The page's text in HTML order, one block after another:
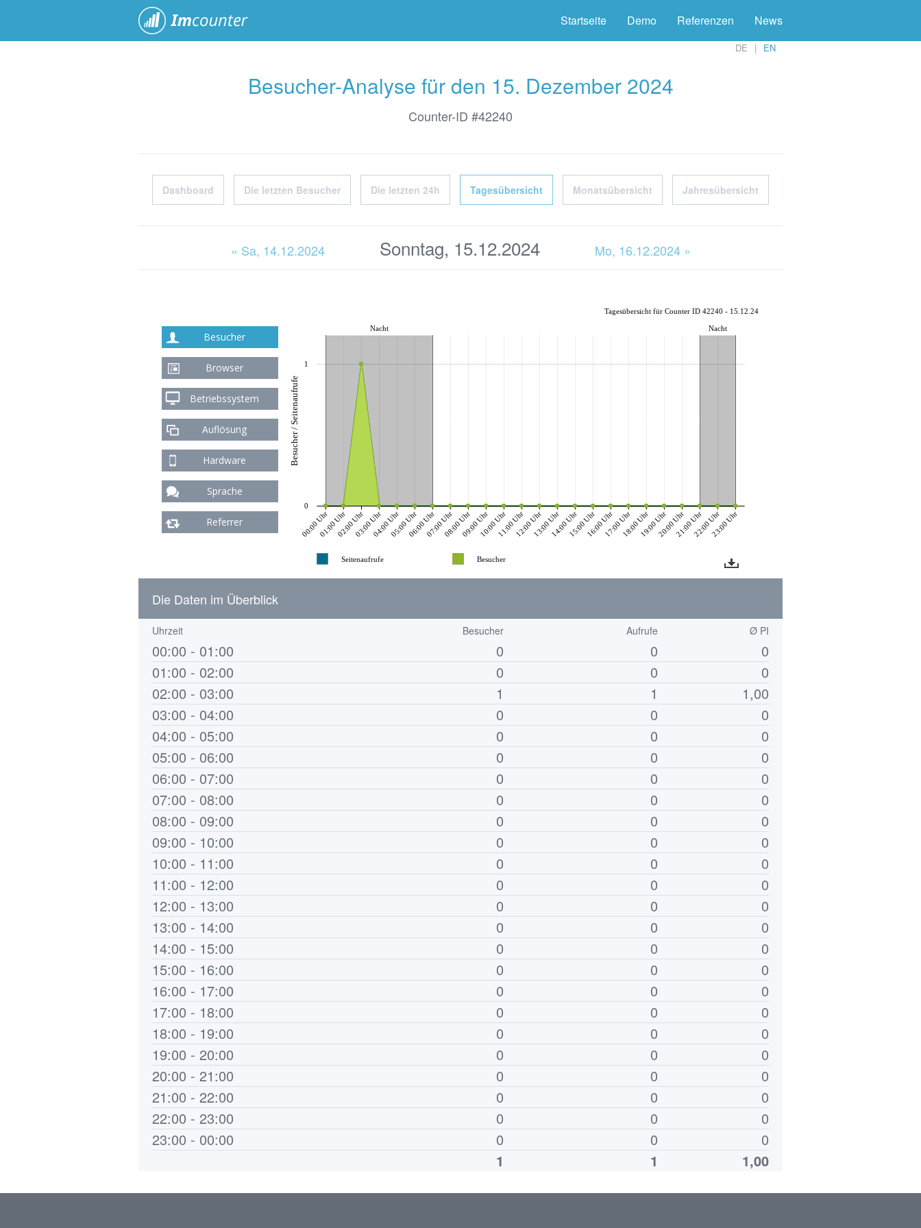
Startseite Demo Referenzen News
DE EN
Besucher-Analyse für den 15. Dezember 2024
Counter-ID #42240
Dashboard Die letzten Besucher Die letzten 24h Tagesübersicht Monatsübersicht Jahresübersicht
« Sa, 14.12.2024 Sonntag, 15.12.2024 Mo, 16.12.2024 »
Besucher
Browser
Betriebssystem
Auflösung
Hardware
Sprache
Referrer 00:00 Uhr01:00 Uhr02:00 Uhr03:00 Uhr04:00 Uhr05:00 Uhr06:00 Uhr07:00 Uhr08:00 Uhr09:00 Uhr10:00 Uhr11:00 Uhr12:00 Uhr13:00 Uhr14:00 Uhr15:00 Uhr16:00 Uhr17:00 Uhr18:00 Uhr19:00 Uhr20:00 Uhr21:00 Uhr22:00 Uhr23:00 Uhr
Nacht Nacht
0
1
Besucher / Seitenaufrufe
Tagesübersicht für Counter ID 42240 - 15.12.24
Seitenaufrufe Besucher
Die Daten im Überblick
Uhrzeit Besucher Aufrufe Ø PI
00:00 - 01:00 0 0
0
01:00 - 02:00
0 0
0
02:00 - 03:00
1 1
1,00
03:00 - 04:00
0 0
0
04:00 - 05:00
0 0
0
05:00 - 06:00
0 0
0
06:00 - 07:00
0 0
0
07:00 - 08:00
0 0
0
08:00 - 09:00
0 0
0
09:00 - 10:00
0 0
0
10:00 - 11:00
0 0
0
11:00 - 12:00
0 0
0
12:00 - 13:00
0 0
0
13:00 - 14:00
0 0
0
14:00 - 15:00
0 0
0
15:00 - 16:00
0 0
0
16:00 - 17:00
0 0
0
17:00 - 18:00
0 0
0
18:00 - 19:00
0 0
0
19:00 - 20:00
0 0
0
20:00 - 21:00
0 0
0
21:00 - 22:00
0 0
0
22:00 - 23:00
0 0
0
23:00 - 00:00
0 0
0
1
1 1,00